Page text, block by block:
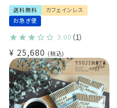
業務用 大容量パック
まとめ買いにおすすめ
送料無料
カフェインレス
お急ぎ便
3.00 （1）
¥ 25,680 税込